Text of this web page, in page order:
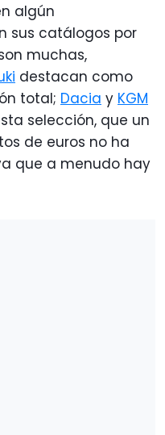
algún
sus catálogos por
muchas,
destacan como
total; Dacia y KGM
selección, que un
de euros no ha
que a menudo hay